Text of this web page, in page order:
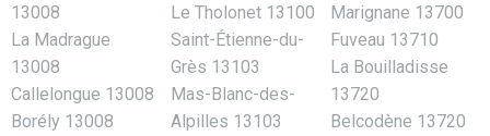
13008
La Madrague
13008
Callelongue 13008
Borély 13008
Le Tholonet 13100
Saint-Étienne-du-
Grès 13103
Mas-Blanc-des-
Alpilles 13103
Marignane 13700
Fuveau 13710
La Bouilladisse
13720
Belcodène 13720